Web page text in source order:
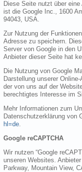
Diese Seite nutzt über
ist die Google Inc., 1600
94043, USA.
Zur Nutzung der
Adresse zu speichern.
Server von Google in den
Anbieter dieser Seite hat
Die Nutzung von Google
Darstellung unserer
der von uns auf der
berechtigtes Interesse im
Mehr Informationen zum
Datenschutzerklärung von
hl=de
Google reCAPTCHA
Wir nutzen “Google
unseren Websites.
Parkway, Mountain View,